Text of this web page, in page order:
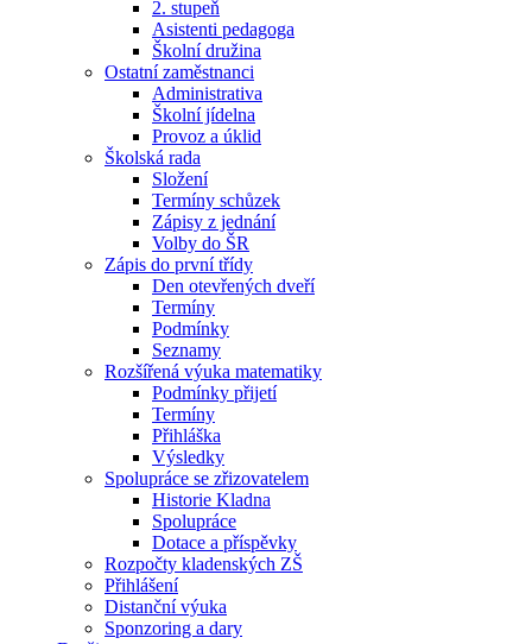
2. stupeň
Asistenti pedagoga
Školní družina
Ostatní zaměstnanci
Administrativa
Školní jídelna
Provoz a úklid
Školská rada
Složení
Termíny schůzek
Zápisy z jednání
Volby do ŠR
Zápis do první třídy
Den otevřených dveří
Termíny
Podmínky
Seznamy
Rozšířená výuka matematiky
Podmínky přijetí
Termíny
Přihláška
Výsledky
Spolupráce se zřizovatelem
Historie Kladna
Spolupráce
Dotace a příspěvky
Rozpočty kladenských ZŠ
Přihlášení
Distanční výuka
Sponzoring a dary